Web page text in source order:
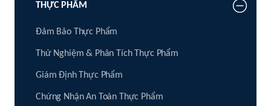
THỰC PHẨM
Đảm Bảo Thực Phẩm
Thử Nghiệm & Phân Tích Thực Phẩm
Giám Định Thực Phẩm
Chứng Nhận An Toàn Thực Phẩm